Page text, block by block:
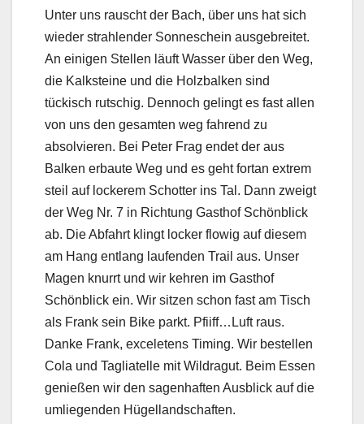
Unter uns rauscht der Bach, über uns hat sich
wieder strahlender Sonneschein ausgebreitet.
An einigen Stellen läuft Wasser über den Weg,
die Kalksteine und die Holzbalken sind
tückisch rutschig. Dennoch gelingt es fast allen
von uns den gesamten weg fahrend zu
absolvieren. Bei Peter Frag endet der aus
Balken erbaute Weg und es geht fortan extrem
steil auf lockerem Schotter ins Tal. Dann zweigt
der Weg Nr. 7 in Richtung Gasthof Schönblick
ab. Die Abfahrt klingt locker flowig auf diesem
am Hang entlang laufenden Trail aus. Unser
Magen knurrt und wir kehren im Gasthof
Schönblick ein. Wir sitzen schon fast am Tisch
als Frank sein Bike parkt. Pfiiff…Luft raus.
Danke Frank, exceletens Timing. Wir bestellen
Cola und Tagliatelle mit Wildragut. Beim Essen
genießen wir den sagenhaften Ausblick auf die
umliegenden Hügellandschaften.